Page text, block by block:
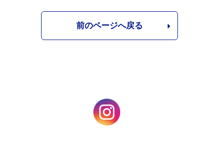
前のページへ戻る